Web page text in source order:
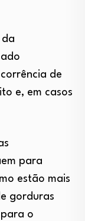
de
e, em casos
para
estão mais
gorduras
o